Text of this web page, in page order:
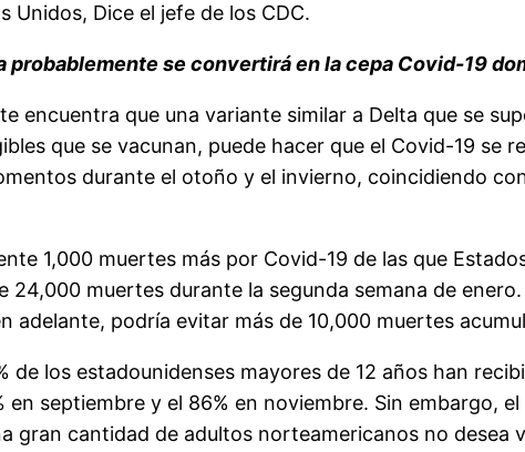
Unidos, Dice el jefe de los CDC.
probablemente se convertirá en la cepa Covid-19
encuentra que una variante similar a Delta que se
que se vacunan, puede hacer que el Covid-19
durante el otoño y el invierno, coincidiendo
1,000 muertes más por Covid-19 de las que
24,000 muertes durante la segunda semana de
adelante, podría evitar más de 10,000 muertes
de los estadounidenses mayores de 12 años han
en septiembre y el 86% en noviembre. Sin embargo,
gran cantidad de adultos norteamericanos no